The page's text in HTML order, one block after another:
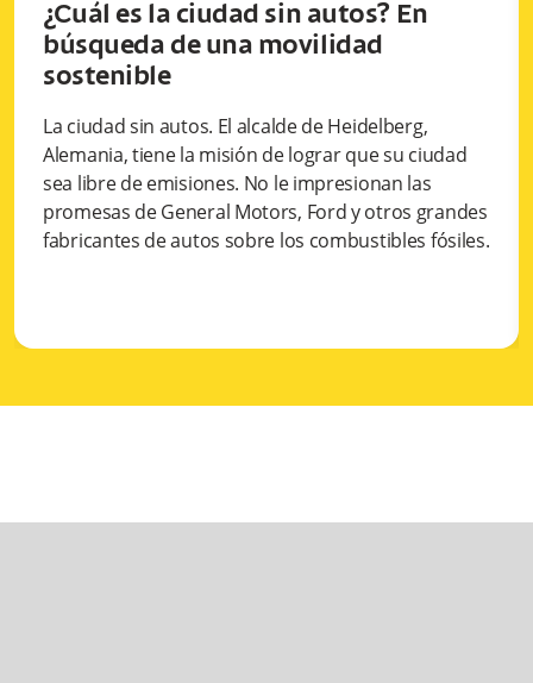
¿Cuál es la ciudad sin autos? En
búsqueda de una movilidad
sostenible
La ciudad sin autos. El alcalde de Heidelberg,
Alemania, tiene la misión de lograr que su ciudad
sea libre de emisiones. No le impresionan las
promesas de General Motors, Ford y otros grandes
fabricantes de autos sobre los combustibles fósiles.